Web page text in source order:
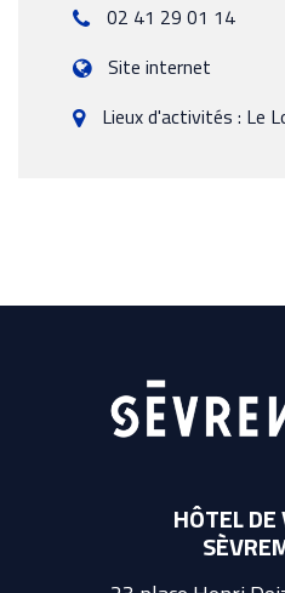
02 41 29 01 14
Site internet
Lieux d'activités : Le
HÔTEL DE